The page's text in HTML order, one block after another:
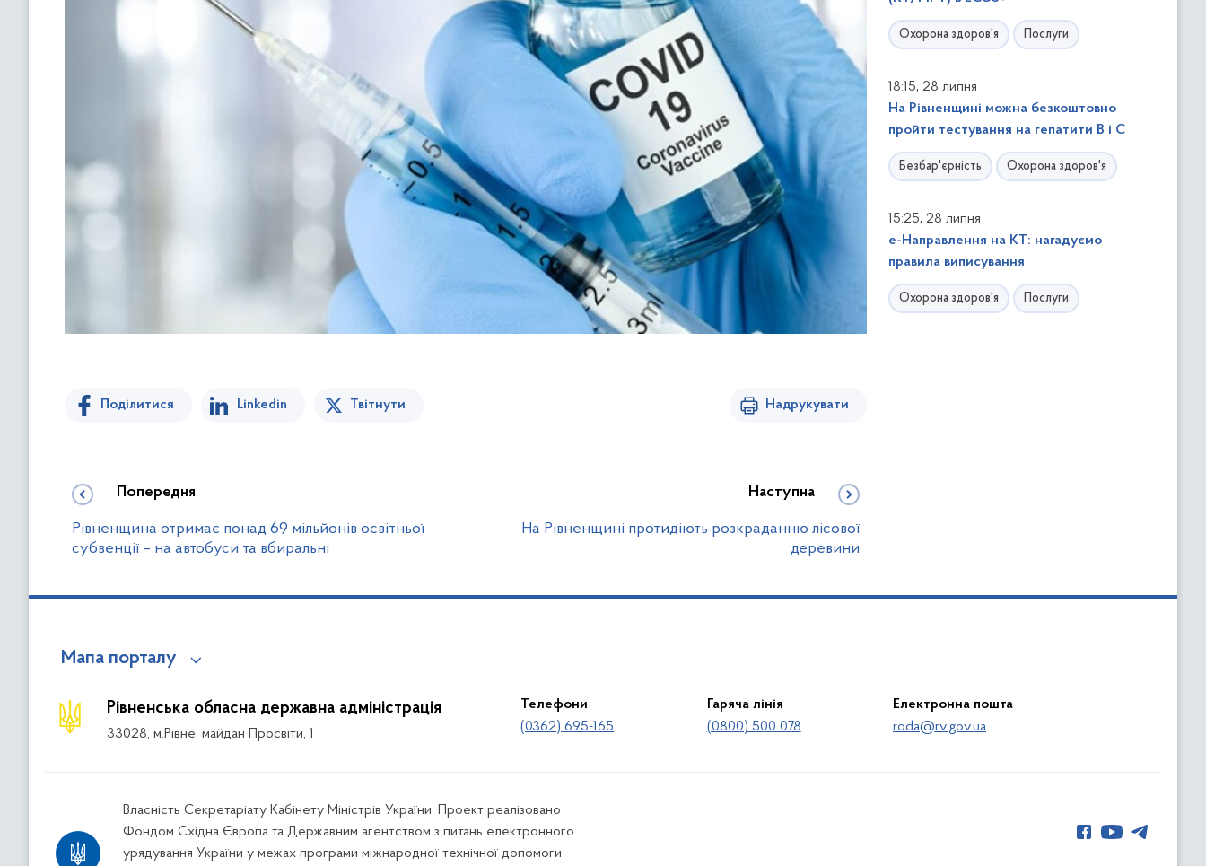
Поділитися Linkedin Твітнути Надрукувати
Попередня
Рівненщина отримає понад 69 мільйонів освітньої
субвенції – на автобуси та вбиральні
Наступна
На Рівненщині протидіють розкраданню лісової
деревини
Охорона здоров'я Послуги
18:15, 28 липня
На Рівненщині можна безкоштовно
пройти тестування на гепатити В і С
Безбар'єрність Охорона здоров'я
15:25, 28 липня
е-Направлення на КТ: нагадуємо
правила виписування
Охорона здоров'я Послуги
Мапа порталу
Рівненська обласна державна адміністрація
33028, м.Рівне, майдан Просвіти, 1
Телефони
(0362) 695-165
Гаряча лінія
(0800) 500 078
Електронна пошта
roda@rv.gov.ua
Власність Секретаріату Кабінету Міністрів України. Проект реалізовано
Фондом Східна Європа та Державним агентством з питань електронного
урядування України у межах програми міжнародної технічної допомоги